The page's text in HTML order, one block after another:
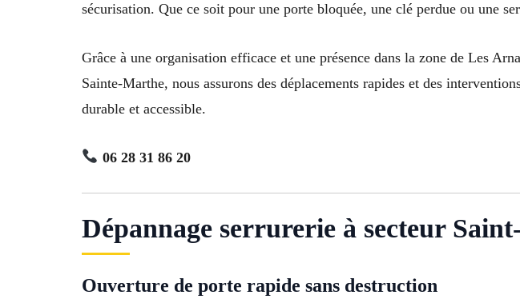
sécurisation. Que ce soit pour une porte bloquée, une clé perdue ou une
Grâce à une organisation efficace et une présence dans la zone de Les
Sainte-Marthe, nous assurons des déplacements rapides et des
durable et accessible.
06 28 31 86 20
Dépannage serrurerie à secteur
Ouverture de porte rapide sans destruction